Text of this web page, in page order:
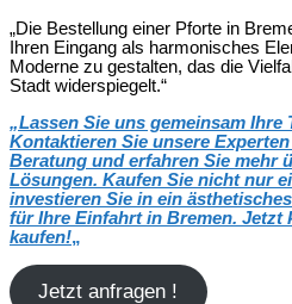
„Die Bestellung einer Pforte in
Ihren Eingang als harmonisches
Moderne zu gestalten, das die
Stadt widerspiegelt.“
„Lassen Sie uns gemeinsam
Kontaktieren Sie unsere
Beratung und erfahren Sie mehr
Lösungen. Kaufen Sie nicht nur
investieren Sie in ein
für Ihre Einfahrt in Bremen. Jetzt
kaufen!„
Jetzt anfragen !